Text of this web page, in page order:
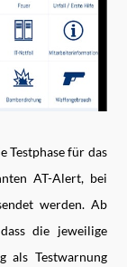
Testphase für das
AT-Alert, bei
werden. Ab
die jeweilige
als Testwarnung